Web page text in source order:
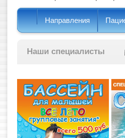
Направления
Наши специалисты